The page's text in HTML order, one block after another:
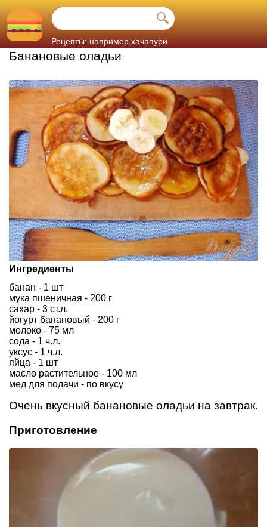
Рецепты: например хачапури
Банановые оладьи
Ингредиенты
банан - 1 шт
мука пшеничная - 200 г
сахар - 3 ст.л.
йогурт банановый - 200 г
молоко - 75 мл
сода - 1 ч.л.
уксус - 1 ч.л.
яйца - 1 шт
масло растительное - 100 мл
мед для подачи - по вкусу
Очень вкусный банановые оладьи на завтрак.
Приготовление